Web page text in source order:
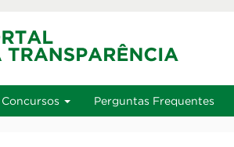
Concursos Perguntas Frequentes